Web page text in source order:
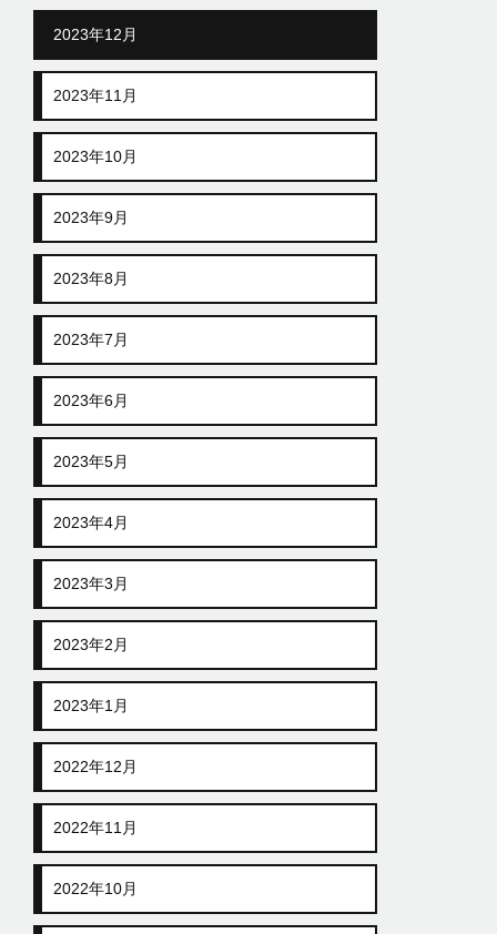
2023年12月
2023年11月
2023年10月
2023年9月
2023年8月
2023年7月
2023年6月
2023年5月
2023年4月
2023年3月
2023年2月
2023年1月
2022年12月
2022年11月
2022年10月